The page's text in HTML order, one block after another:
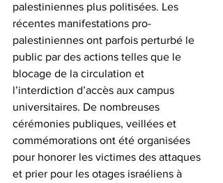
palestiniennes plus politisées. Les
récentes manifestations pro-
palestiniennes ont parfois perturbé le
public par des actions telles que le
blocage de la circulation et
l’interdiction d’accès aux campus
universitaires. De nombreuses
cérémonies publiques, veillées et
commémorations ont été organisées
pour honorer les victimes des attaques
et prier pour les otages israéliens à